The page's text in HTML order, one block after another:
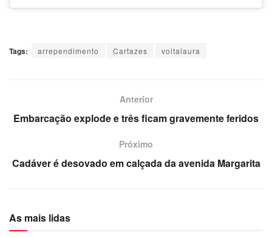
Tags: arrependimento Cartazes voltalaura
Anterior
Embarcação explode e três ficam gravemente feridos
Próximo
Cadáver é desovado em calçada da avenida Margarita
As mais lidas